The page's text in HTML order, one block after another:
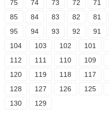
71
72
73
74
75
81
82
83
84
85
91
92
93
94
95
101
102
103
104
109
110
111
112
117
118
119
120
125
126
127
128
129
130